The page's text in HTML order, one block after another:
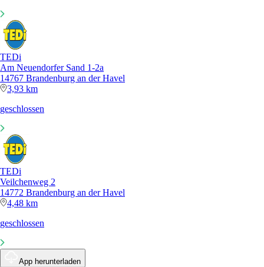
TEDi
Am Neuendorfer Sand 1-2a
14767 Brandenburg an der Havel
3,93 km
geschlossen
TEDi
Veilchenweg 2
14772 Brandenburg an der Havel
4,48 km
geschlossen
App herunterladen